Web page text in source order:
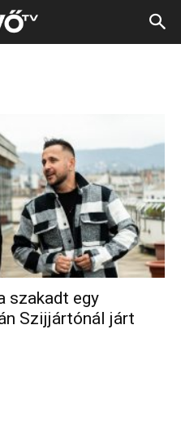
szakadt egy
Szijjártónál járt